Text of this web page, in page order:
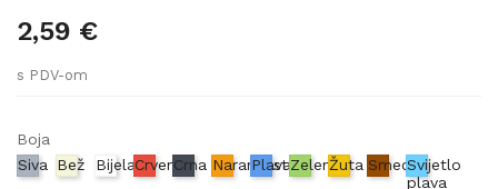
2,59 €
s PDV-om
Boja
Siva
Bež BijelaCrvenaCrna Narančasta
PlavaZelenaŽuta SmeđaSvijetlo
plava